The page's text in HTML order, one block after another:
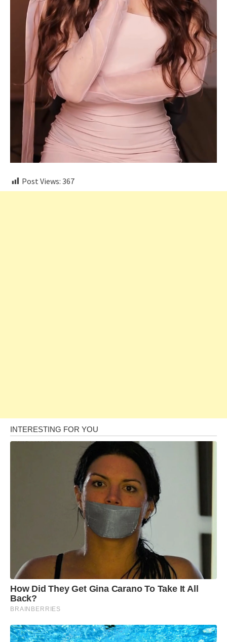
Post Views: 367